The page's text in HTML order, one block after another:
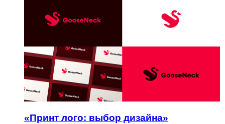
«Принт лого: выбор дизайна»